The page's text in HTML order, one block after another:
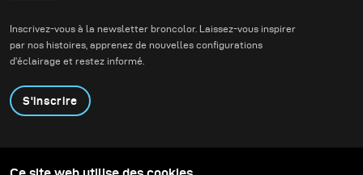
Inscrivez-vous à la newsletter broncolor. Laissez-vous inspirer
par nos histoires, apprenez de nouvelles configurations
d'éclairage et restez informé.
S'inscrire